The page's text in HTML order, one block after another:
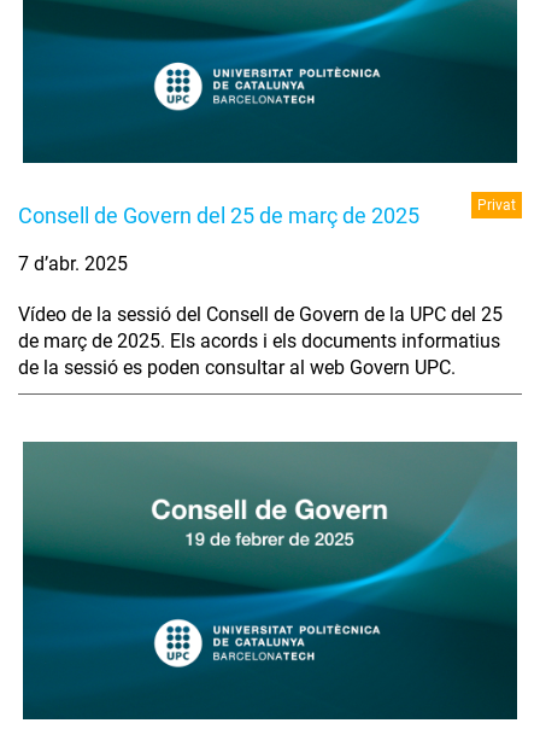
Consell de Govern del 25 de març de 2025 Privat
7 d’abr. 2025
Vídeo de la sessió del Consell de Govern de la UPC del 25
de març de 2025. Els acords i els documents informatius
de la sessió es poden consultar al web Govern UPC.